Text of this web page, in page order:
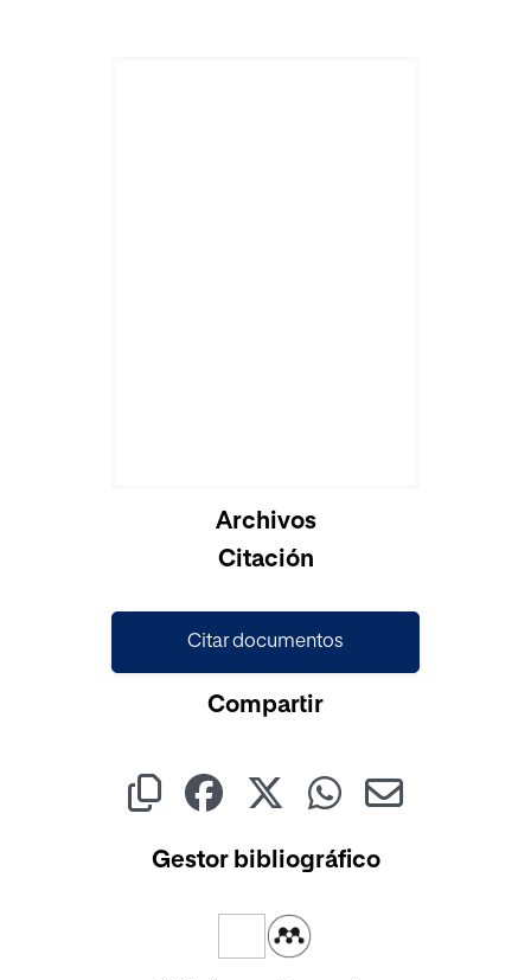
Archivos
Citación
Citar documentos
Compartir
Gestor bibliográfico